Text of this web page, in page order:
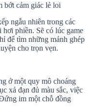
bớt cảm giác lẻ loi
ngẫu nhiên trong các
phiền. Sẽ có lúc game
để tìm những mảnh ghép
cho trọn vẹn.
ở một quy mô choáng
xả đạn đủ màu sắc, việc
im một chỗ đồng